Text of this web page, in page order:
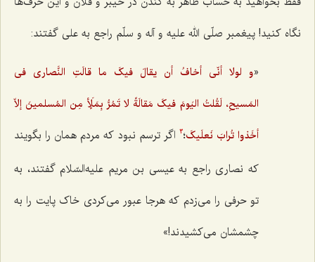
نگاه کنید! پیغمبر صلّی الله علیه و آله و سلّم راجع به على گفتند:
«و لولا أنّی أخافُ أن یقالَ فیکَ ما قالَتِ النَّصارى فی
المَسیحِ، لَقُلتُ الیَومَ فیکَ مَقالَةً لا تَمُرُّ بِمَلَأٍ مِن المُسلمینَ إلاّ
أخَذوا تُرابَ نَعلَیکَ؛3
اگر ترسم نبود که مردم همان را بگویند
که نصارى راجع به عیسى بن مریم علیه‌السّلام گفتند، به
تو حرفى را مى‌زدم که هرجا عبور مى‌کردى خاک پایت را به
چشمشان مى‌کشیدند!»